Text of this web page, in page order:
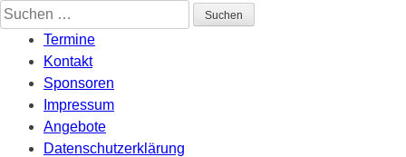
Skip
to
content
Suchen
nach:
Termine
Kontakt
Sponsoren
Impressum
Angebote
Datenschutzerklärung